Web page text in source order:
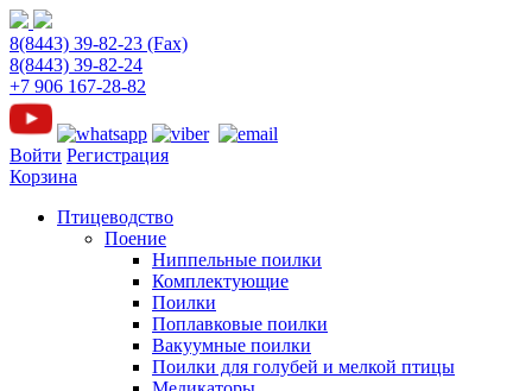
8(8443) 39-82-23 (Fax)
8(8443) 39-82-24
+7 906 167-28-82
Войти Регистрация
Корзина
Птицеводство
Поение
Ниппельные поилки
Комплектующие
Поилки
Поплавковые поилки
Вакуумные поилки
Поилки для голубей и мелкой птицы